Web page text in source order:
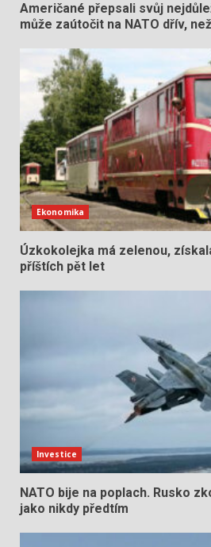
Američané přepsali svůj
může zaútočit na NATO dřív,
Ekonomika
Úzkokolejka má zelenou,
příštích pět let
Investice
NATO bije na poplach. Rusko
jako nikdy předtím